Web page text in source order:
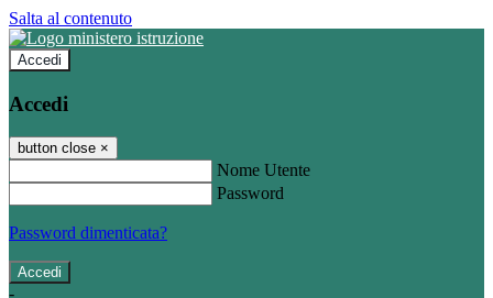
Salta al contenuto
Accedi
Accedi
button close ×
Nome Utente
Password
Password dimenticata?
-